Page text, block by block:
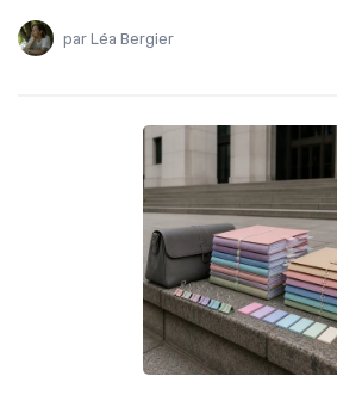
par Léa Bergier